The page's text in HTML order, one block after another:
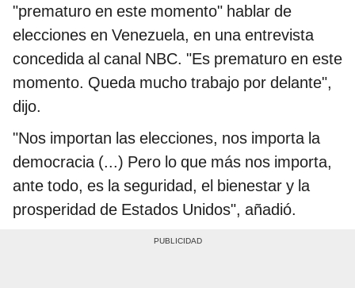
"prematuro en este momento" hablar de
elecciones en Venezuela, en una entrevista
concedida al canal NBC. "Es prematuro en este
momento. Queda mucho trabajo por delante",
dijo.
"Nos importan las elecciones, nos importa la
democracia (...) Pero lo que más nos importa,
ante todo, es la seguridad, el bienestar y la
prosperidad de Estados Unidos", añadió.